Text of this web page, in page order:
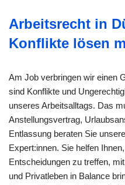
Arbeitsrecht in
Konflikte lösen
Am Job verbringen wir einen
sind Konflikte und
unseres Arbeitsalltags. Das
Anstellungsvertrag,
Entlassung beraten Sie
Expert:innen. Sie helfen
Entscheidungen zu treffen,
und Privatleben in Balance